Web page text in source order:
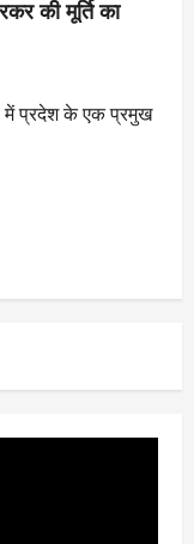
की मूर्ति का
में प्रदेश के एक प्रमुख